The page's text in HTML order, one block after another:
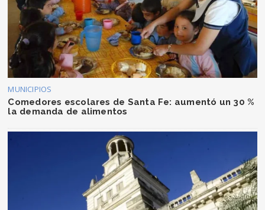
MUNICIPIOS
Comedores escolares de Santa Fe: aumentó un 30 %
la demanda de alimentos